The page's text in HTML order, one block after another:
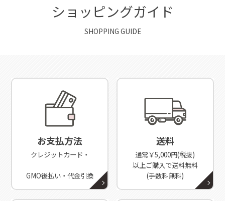
ショッピングガイド
SHOPPING GUIDE
お支払方法
クレジットカード・
GMO後払い・代金引換
送料
通常￥5,000円(税抜)
以上ご購入で送料無料
(手数料無料)